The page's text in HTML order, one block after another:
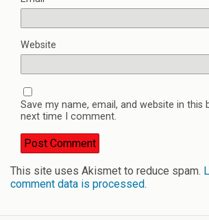
Website
Save my name, email, and website in this
next time I comment.
This site uses Akismet to reduce spam.
comment data is processed.